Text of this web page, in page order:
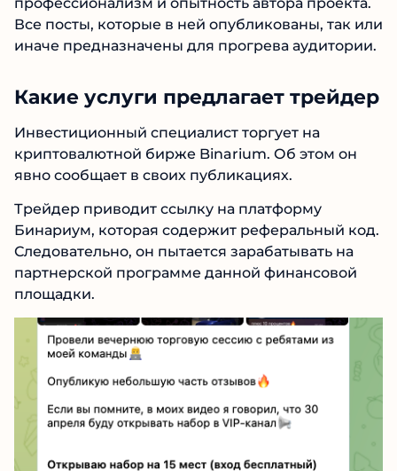
В ленте телеграм-канала нет контента, по
профессионализм и опытность автора
проекта. Все посты, которые в ней
опубликованы, так или иначе предназначены
для прогрева аудитории.
Какие услуги предлагает
трейдер
Инвестиционный специалист торгует на
криптовалютной бирже Binarium. Об этом он
Трейдер приводит ссылку на платформу
Бинариум, которая содержит реферальный
код. Следовательно, он пытается зарабатывать
на партнерской программе данной
финансовой площадки.